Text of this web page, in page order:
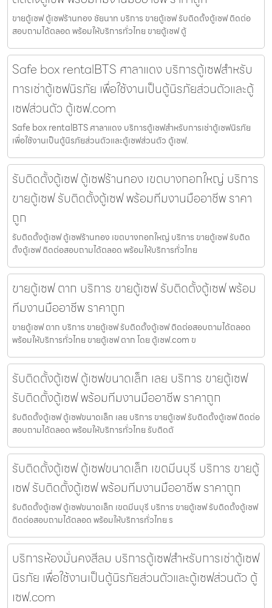
ขายตู้เซฟ ตู้เซฟร้านทอง ชัยนาท บริการ ขายตู้เซฟ รับติดตั้งตู้เซฟ ติดต่อ
สอบถามได้ตลอด พร้อมให้บริการทั่วไทย ขายตู้เซฟ ตู้
Safe box rentalBTS ศาลาแดง บริการตู้เซฟสำหรับ
การเช่าตู้เซฟนิรภัย เพื่อใช้งานเป็นตู้นิรภัยส่วนตัวและตู้
เซฟส่วนตัว ตู้เซฟ.com
Safe box rentalBTS ศาลาแดง บริการตู้เซฟสำหรับการเช่าตู้เซฟนิรภัย
เพื่อใช้งานเป็นตู้นิรภัยส่วนตัวและตู้เซฟส่วนตัว ตู้เซฟ.
รับติดตั้งตู้เซฟ ตู้เซฟร้านทอง เขตบางกอกใหญ่ บริการ
ขายตู้เซฟ รับติดตั้งตู้เซฟ พร้อมทีมงานมืออาชีพ ราคา
ถูก
รับติดตั้งตู้เซฟ ตู้เซฟร้านทอง เขตบางกอกใหญ่ บริการ ขายตู้เซฟ รับติด
ตั้งตู้เซฟ ติดต่อสอบถามได้ตลอด พร้อมให้บริการทั่วไทย
ขายตู้เซฟ ตาก บริการ ขายตู้เซฟ รับติดตั้งตู้เซฟ พร้อม
ทีมงานมืออาชีพ ราคาถูก
ขายตู้เซฟ ตาก บริการ ขายตู้เซฟ รับติดตั้งตู้เซฟ ติดต่อสอบถามได้ตลอด
พร้อมให้บริการทั่วไทย ขายตู้เซฟ ตาก โดย ตู้เซฟ.com ข
รับติดตั้งตู้เซฟ ตู้เซฟขนาดเล็ก เลย บริการ ขายตู้เซฟ
รับติดตั้งตู้เซฟ พร้อมทีมงานมืออาชีพ ราคาถูก
รับติดตั้งตู้เซฟ ตู้เซฟขนาดเล็ก เลย บริการ ขายตู้เซฟ รับติดตั้งตู้เซฟ ติดต่อ
สอบถามได้ตลอด พร้อมให้บริการทั่วไทย รับติดตั
รับติดตั้งตู้เซฟ ตู้เซฟขนาดเล็ก เขตมีนบุรี บริการ ขายตู้
เซฟ รับติดตั้งตู้เซฟ พร้อมทีมงานมืออาชีพ ราคาถูก
รับติดตั้งตู้เซฟ ตู้เซฟขนาดเล็ก เขตมีนบุรี บริการ ขายตู้เซฟ รับติดตั้งตู้เซฟ
ติดต่อสอบถามได้ตลอด พร้อมให้บริการทั่วไทย ร
บริการห้องมั่นคงสีลม บริการตู้เซฟสำหรับการเช่าตู้เซฟ
นิรภัย เพื่อใช้งานเป็นตู้นิรภัยส่วนตัวและตู้เซฟส่วนตัว ตู้
เซฟ.com